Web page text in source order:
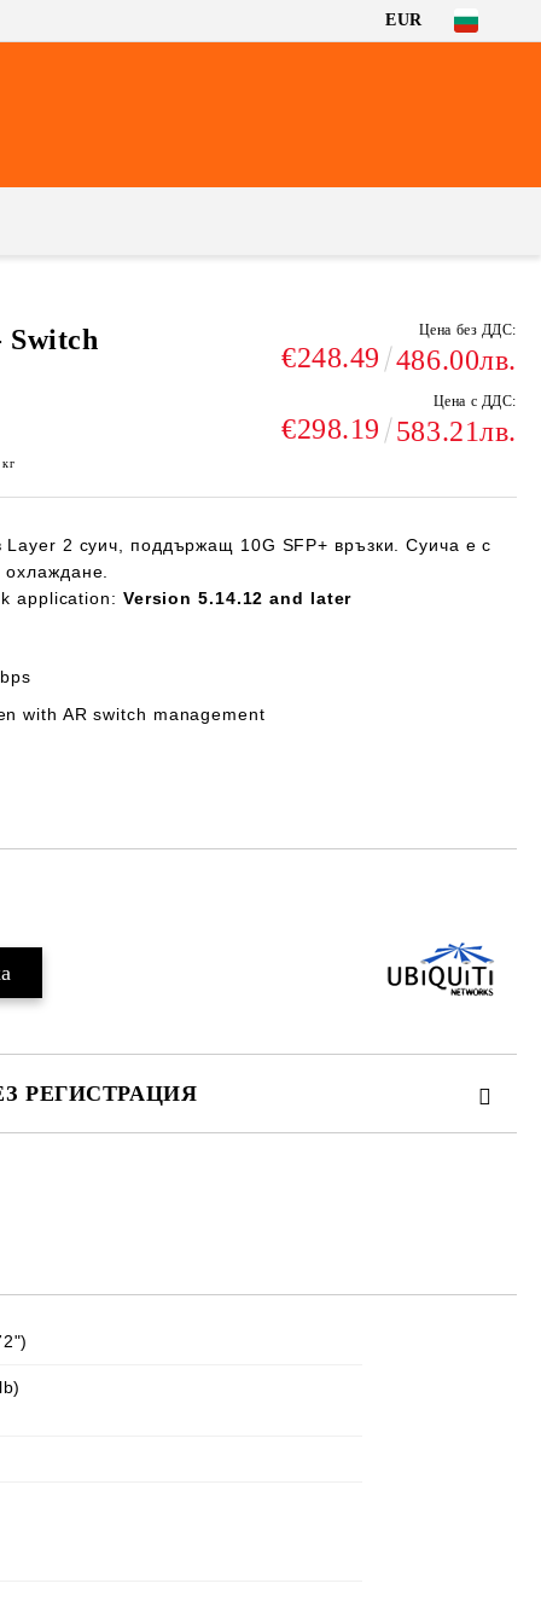
EUR
Switch Цена без ДДС:
€248.49 486.00лв.
Цена с ДДС:
€298.19 583.21лв.
кг
2 суич, поддържащ 10G SFP+ връзки. Суича е с
application: Version 5.14.12 and later
with AR switch management
РЕГИСТРАЦИЯ